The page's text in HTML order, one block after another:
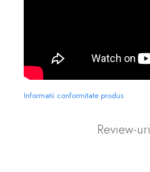
Informatii conformitate produs
Review-uri